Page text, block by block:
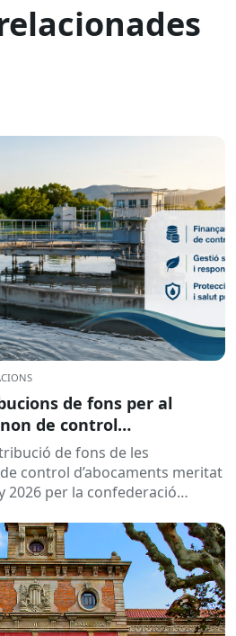
de fons per al
de control
l’any 2025 i liquidat l’any
de fons de les
control d’abocaments meritat
2026 per la confederació